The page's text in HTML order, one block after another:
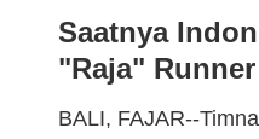
Saatnya
"Raja"
BALI, FAJAR--